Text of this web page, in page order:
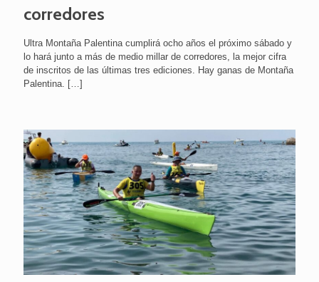
corredores
Ultra Montaña Palentina cumplirá ocho años el próximo sábado y
lo hará junto a más de medio millar de corredores, la mejor cifra
de inscritos de las últimas tres ediciones. Hay ganas de Montaña
Palentina.
[…]